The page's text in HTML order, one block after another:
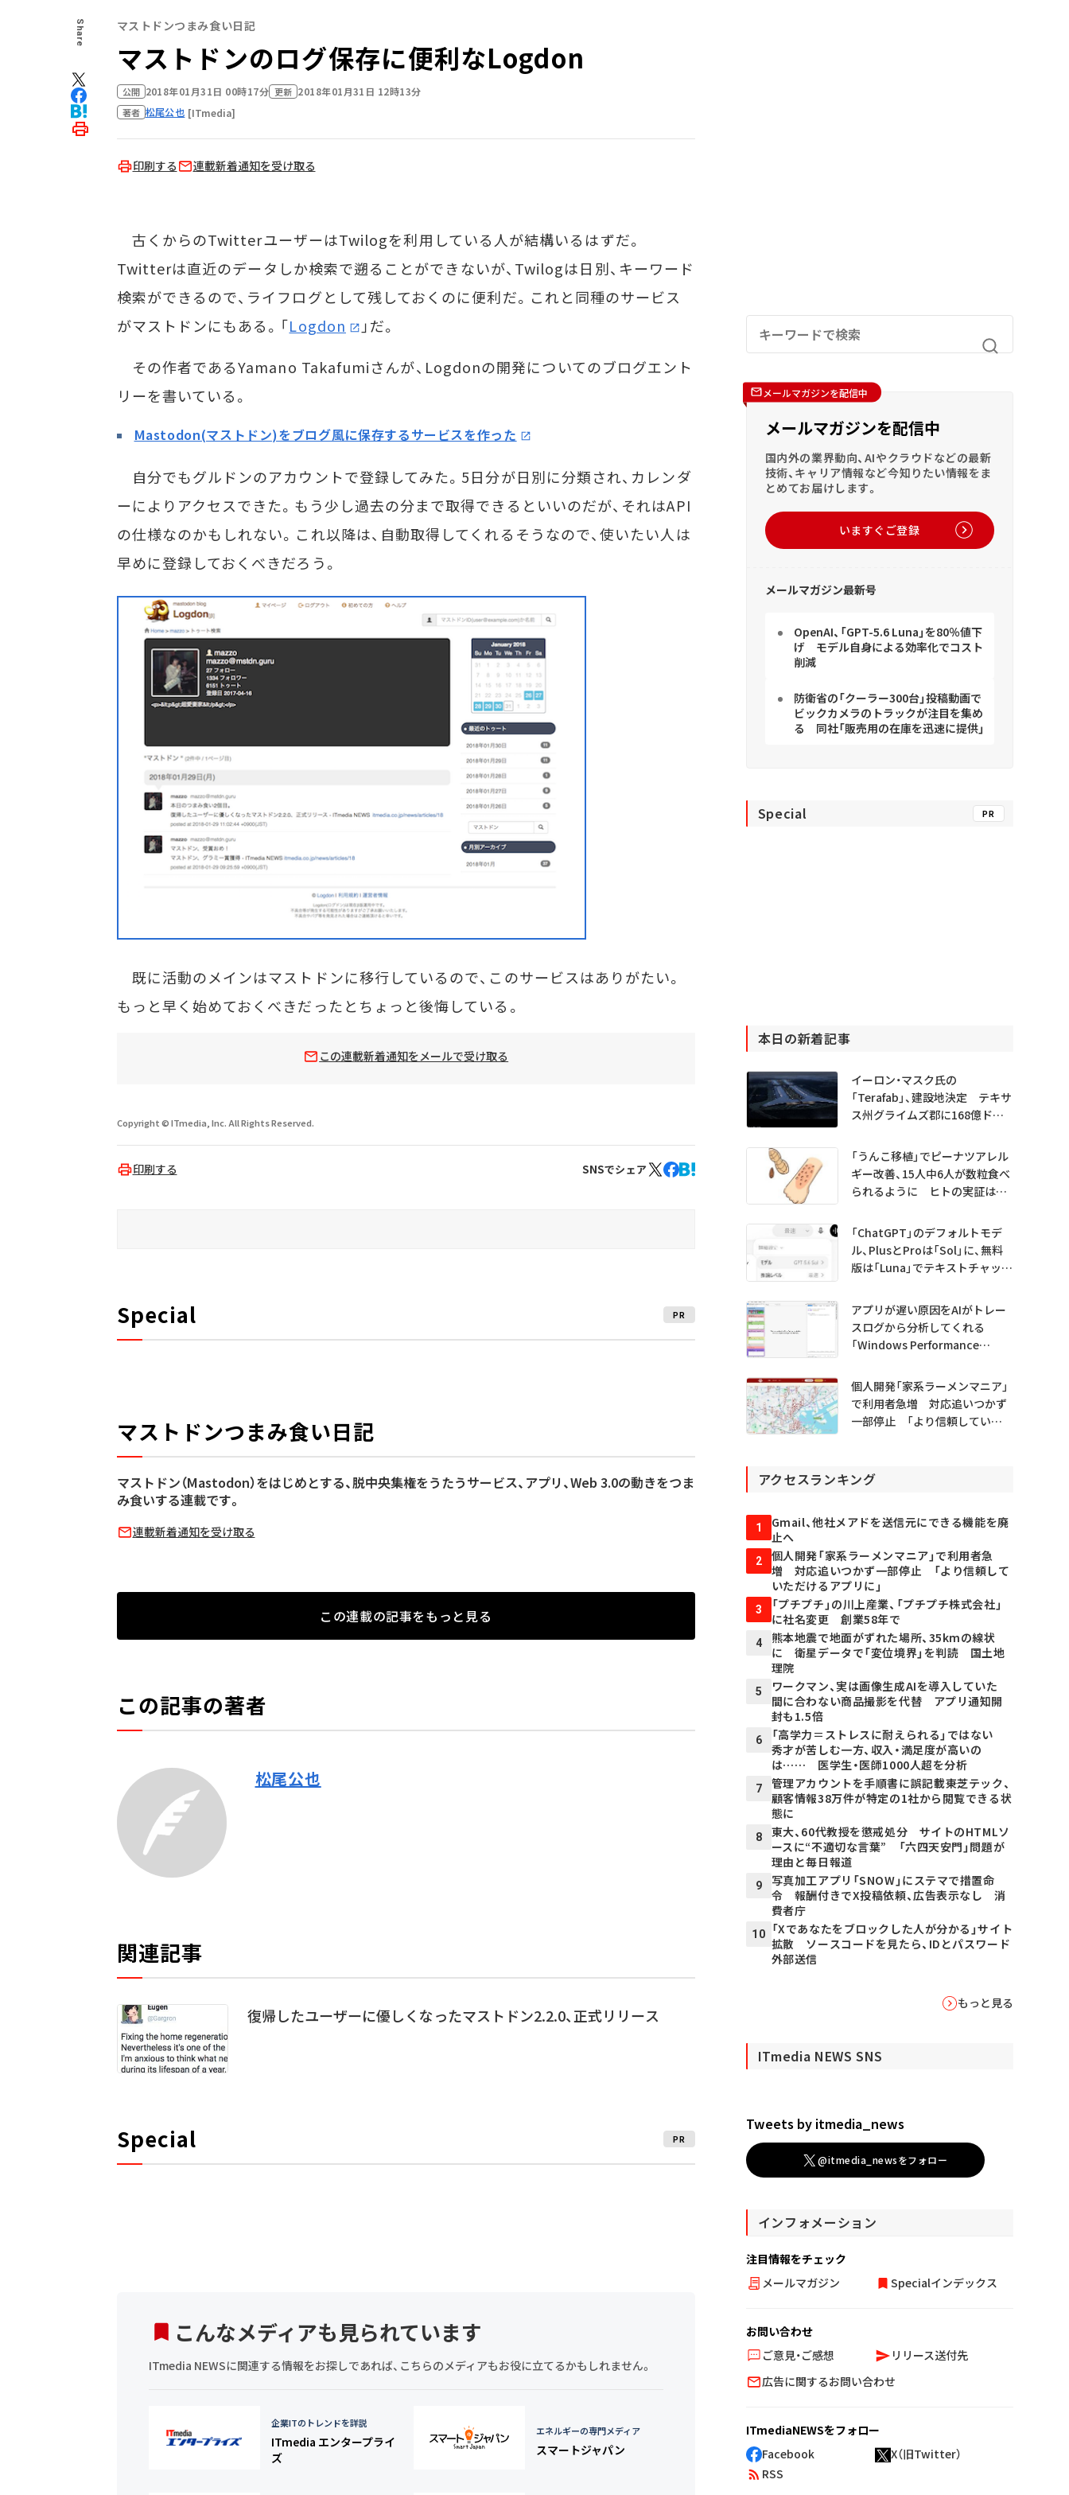
Share マストドンつまみ食い日記
マストドンのログ保存に便利なLogdon
公開 2018年01月31日 00時17分 更新 2018年01月31日 12時13分
著者 松尾公也 [ITmedia]
印刷する 連載新着通知を受け取る
古くからのTwitterユーザーはTwilogを利用している人が結構いるはずだ。
Twitterは直近のデータしか検索で遡ることができないが、Twilogは日別、キーワード
検索ができるので、ライフログとして残しておくのに便利だ。これと同種のサービス
がマストドンにもある。「Logdon
」だ。
その作者であるYamano Takafumiさんが、Logdonの開発についてのブログエント
リーを書いている。
Mastodon(マストドン)をブログ風に保存するサービスを作った
自分でもグルドンのアカウントで登録してみた。5日分が日別に分類され、カレンダ
ーによりアクセスできた。もう少し過去の分まで取得できるといいのだが、それはAPI
の仕様なのかもしれない。これ以降は、自動取得してくれるそうなので、使いたい人は
早めに登録しておくべきだろう。
既に活動のメインはマストドンに移行しているので、このサービスはありがたい。
もっと早く始めておくべきだったとちょっと後悔している。
この連載新着通知をメールで受け取る
Copyright © ITmedia, Inc. All Rights Reserved.
印刷する SNSでシェア
Special PR
マストドンつまみ食い日記
マストドン（Mastodon）をはじめとする、脱中央集権をうたうサービス、アプリ、Web 3.0の動きをつま
み食いする連載です。
連載新着通知を受け取る
この連載の記事をもっと見る
この記事の著者
松尾公也
関連記事
復帰したユーザーに優しくなったマストドン2.2.0、正式リリース
Special PR
こんなメディアも見られています
ITmedia NEWSに関連する情報をお探しであれば、こちらのメディアもお役に立てるかもしれません。
企業ITのトレンドを詳説
ITmedia エンタープライ
ズ
エネルギーの専門メディア
スマートジャパン
メールマガジンを配信中
メールマガジンを配信中
国内外の業界動向、AIやクラウドなどの最新
技術、キャリア情報など今知りたい情報をま
とめてお届けします。
いますぐご登録
メールマガジン最新号
OpenAI、「GPT-5.6 Luna」を80％値下
げ モデル自身による効率化でコスト
削減
防衛省の「クーラー300台」投稿動画で
ビックカメラのトラックが注目を集め
る 同社「販売用の在庫を迅速に提供」
Special PR
本日の新着記事
イーロン・マスク氏の
「Terafab」、建設地決定 テキサ
ス州グライムズ郡に168億ドル
「うんこ移植」でピーナツアレル
ギー改善、15人中6人が数粒食べ
られるように ヒトの実証は
「ChatGPT」のデフォルトモデ
ル、PlusとProは「Sol」に、無料
版は「Luna」でテキストチャット
アプリが遅い原因をAIがトレー
スログから分析してくれる
「Windows Performance
プレビュー公開
個人開発「家系ラーメンマニア」
で利用者急増 対応追いつかず
一部停止 「より信頼していた
アクセスランキング
1
Gmail、他社メアドを送信元にできる機能を廃
止へ
2
個人開発「家系ラーメンマニア」で利用者急
増 対応追いつかず一部停止 「より信頼して
いただけるアプリに」
3
「プチプチ」の川上産業、「プチプチ株式会社」
に社名変更 創業58年で
4
熊本地震で地面がずれた場所、35kmの線状
に 衛星データで「変位境界」を判読 国土地
理院
5
ワークマン、実は画像生成AIを導入していた
間に合わない商品撮影を代替 アプリ通知開
封も1.5倍
6
「高学力＝ストレスに耐えられる」ではない
秀才が苦しむ一方、収入・満足度が高いの
は…… 医学生・医師1000人超を分析
7
管理アカウントを手順書に誤記載――東芝テック、
顧客情報38万件が特定の1社から閲覧できる状
態に
8
東大、60代教授を懲戒処分 サイトのHTMLソ
ースに“不適切な言葉” 「六四天安門」問題が
理由と毎日報道
9
写真加工アプリ「SNOW」にステマで措置命
令 報酬付きでX投稿依頼、広告表示なし 消
費者庁
10
「Xであなたをブロックした人が分かる」サイト
拡散 ソースコードを見たら、IDとパスワード
外部送信
もっと見る
ITmedia NEWS SNS
Tweets by itmedia_news
@itmedia_newsをフォロー
インフォメーション
注目情報をチェック
メールマガジン
Specialインデックス
お問い合わせ
ご意見・ご感想
リリース送付先
広告に関するお問い合わせ
ITmediaNEWSをフォロー
Facebook
X（旧Twitter）
RSS